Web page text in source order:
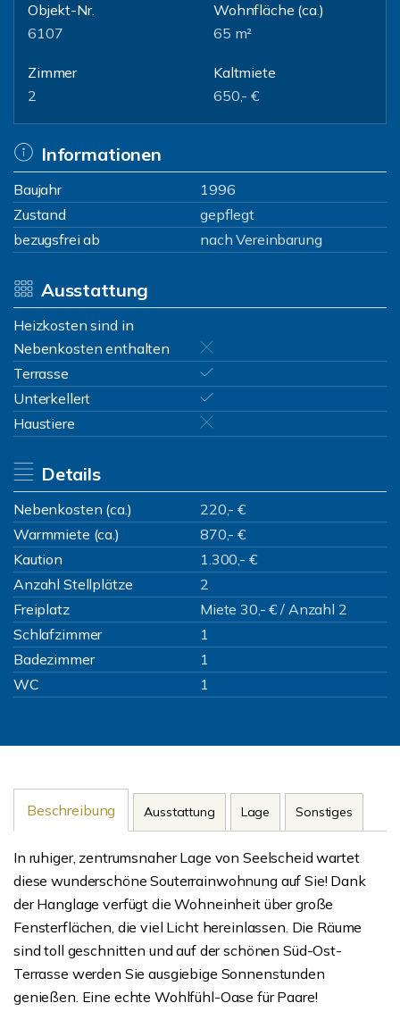
Objekt-Nr.
6107
Wohnfläche (ca.)
65 m²
Zimmer
2
Kaltmiete
650,- €
Informationen
Baujahr
1996
Zustand
gepflegt
bezugsfrei ab
nach Vereinbarung
Ausstattung
Heizkosten sind in
Nebenkosten enthalten
Terrasse
Unterkellert
Haustiere
Details
Nebenkosten (ca.)
220,- €
Warmmiete (ca.)
870,- €
Kaution
1.300,- €
Anzahl Stellplätze
2
Freiplatz
Miete 30,- € / Anzahl 2
Schlafzimmer
1
Badezimmer
1
WC
1
Beschreibung Ausstattung Lage Sonstiges
In ruhiger, zentrumsnaher Lage von Seelscheid wartet
diese wunderschöne Souterrainwohnung auf Sie! Dank
der Hanglage verfügt die Wohneinheit über große
Fensterflächen, die viel Licht hereinlassen. Die Räume
sind toll geschnitten und auf der schönen Süd-Ost-
Terrasse werden Sie ausgiebige Sonnenstunden
genießen. Eine echte Wohlfühl-Oase für Paare!